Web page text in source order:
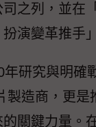
之列，並在
演變革推手
研究與明確
製造商，更是
關鍵力量。